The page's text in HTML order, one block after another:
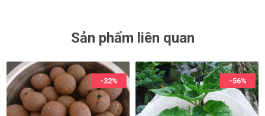
Sản phẩm liên quan
-32% -56%